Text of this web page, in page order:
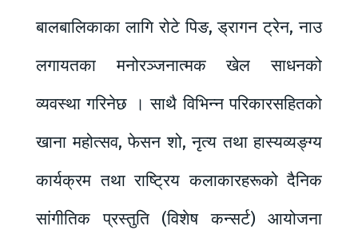
बालबालिकाका लागि रोटे पिङ, ड्रागन ट्रेन, नाउ
लगायतका मनोरञ्जनात्मक खेल साधनको
व्यवस्था गरिनेछ । साथै विभिन्न परिकारसहितको
खाना महोत्सव, फेसन शो, नृत्य तथा हास्यव्यङ्ग्य
कार्यक्रम तथा राष्ट्रिय कलाकारहरूको दैनिक
सांगीतिक प्रस्तुति (विशेष कन्सर्ट) आयोजना